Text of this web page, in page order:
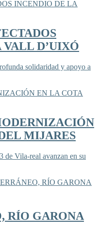
D’UIXÓ
solidaridad y apoyo a
MIJARES
de Vila-real avanzan en su
RÍO GARONA